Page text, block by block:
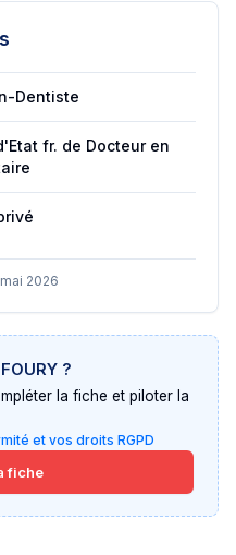
Dentiste
fr. de Docteur en
2026
?
la fiche et piloter la
et vos droits RGPD
fiche